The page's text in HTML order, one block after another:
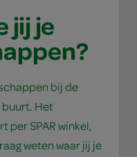
jij je
bij de
buurt. Het
per SPAR winkel,
weten waar jij je